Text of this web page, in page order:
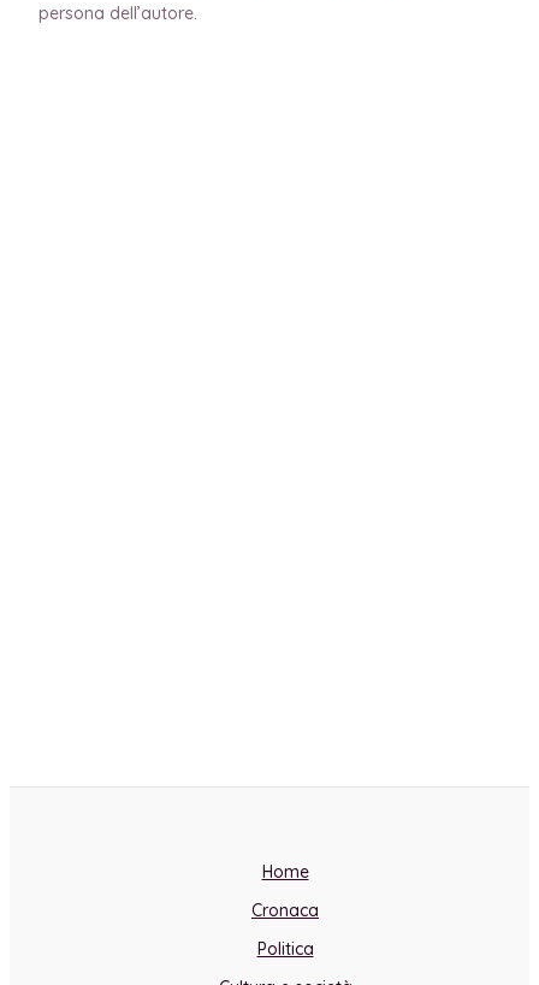
persona dell’autore.
Home
Cronaca
Politica